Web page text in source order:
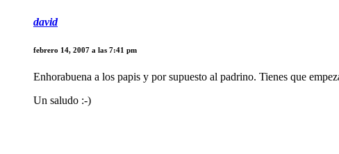
david
febrero 14, 2007 a las 7:41 pm
Enhorabuena a los papis y por supuesto al padrino. Tienes que
Un saludo :-)